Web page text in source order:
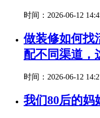
时间：2026-06-12
做装修如何找
配不同渠道，
时间：2026-06-12
我们80后的妈